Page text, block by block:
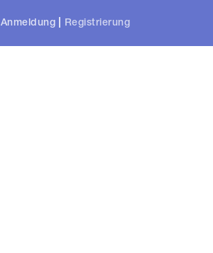
Anmeldung Registrierung